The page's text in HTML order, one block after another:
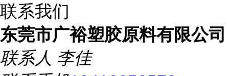
联系我们
东莞市广裕塑胶原料有限公司
联系人 李佳